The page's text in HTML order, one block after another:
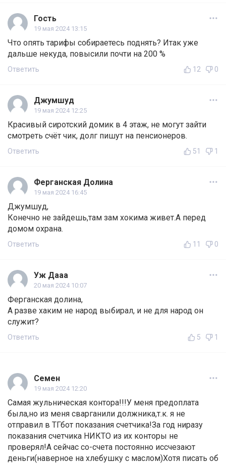
Гость
19 мая 2024 13:15
Что опять тарифы собираетесь поднять? Итак уже
дальше некуда, повысили почти на 200 %
Ответить 12 0
Джумшуд
19 мая 2024 12:25
Красивый сиротский домик в 4 этаж, не могут зайти
смотреть счёт чик, долг пишут на пенсионеров.
Ответить 51 1
Ферганская Долина
19 мая 2024 16:45
Джумшуд,
Конечно не зайдешь,там зам хокима живет.А перед
домом охрана.
Ответить 11 0
Уж Дааа
20 мая 2024 10:07
Ферганская долина,
А разве хаким не народ выбирал, и не для народ он
служит?
Ответить 5 1
Семен
19 мая 2024 12:20
Самая жульническая контора!!!У меня предоплата
была,но из меня сварганили должника,т.к. я не
отправил в ТГбот показания счетчика!За год ниразу
показания счетчика НИКТО из их конторы не
проверял!А сейчас со-счета постоянно иссчезают
деньги(наверное на хлебушку с маслом)Хотя писать об